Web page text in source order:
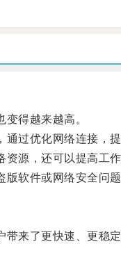
得越来越高。
优化网络连接，提
源，还可以提高工作
软件或网络安全问题
了更快速、更稳定